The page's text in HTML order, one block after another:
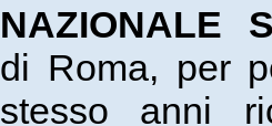
NAZIONALE
di Roma, per
stesso anni